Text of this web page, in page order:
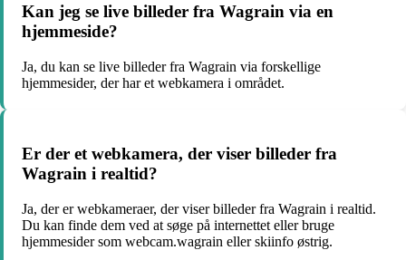
Kan jeg se live billeder fra Wagrain via en
hjemmeside?
Ja, du kan se live billeder fra Wagrain via forskellige
hjemmesider, der har et webkamera i området.
Er der et webkamera, der viser billeder fra
Wagrain i realtid?
Ja, der er webkameraer, der viser billeder fra Wagrain i realtid.
Du kan finde dem ved at søge på internettet eller bruge
hjemmesider som webcam.wagrain eller skiinfo østrig.